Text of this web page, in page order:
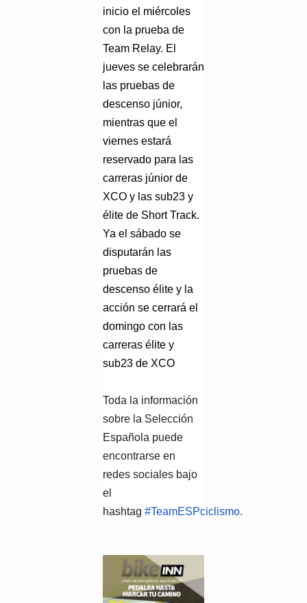
inicio el miércoles
con la prueba de
Team Relay. El
jueves se celebrarán
las pruebas de
descenso júnior,
mientras que el
viernes estará
reservado para las
carreras júnior de
XCO y las sub23 y
élite de Short Track.
Ya el sábado se
disputarán las
pruebas de
descenso élite y la
acción se cerrará el
domingo con las
carreras élite y
sub23 de XCO
Toda la información
sobre la Selección
Española puede
encontrarse en
redes sociales bajo
el
hashtag #TeamESPciclismo.